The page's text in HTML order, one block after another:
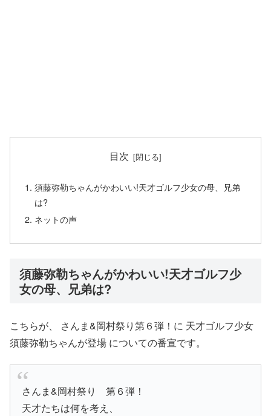
目次
須藤弥勒ちゃんがかわいい!天才ゴルフ少女の母、兄弟
は?
ネットの声
須藤弥勒ちゃんがかわいい!天才ゴルフ少
女の母、兄弟は?
こちらが、 さんま&岡村祭り第６弾！に 天才ゴルフ少女
須藤弥勒ちゃんが登場 についての番宣です。
さんま&岡村祭り 第６弾！
天才たちは何を考え、